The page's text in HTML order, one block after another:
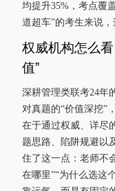
均提升35%，考点覆
道超车”的考生来说，
权威机构怎么
值”
深耕管理类联考24年
对真题的“价值深挖”
在于通过权威、详尽
题思路、陷阱规避以
住了这一点：老师不
在哪里”“为什么选这